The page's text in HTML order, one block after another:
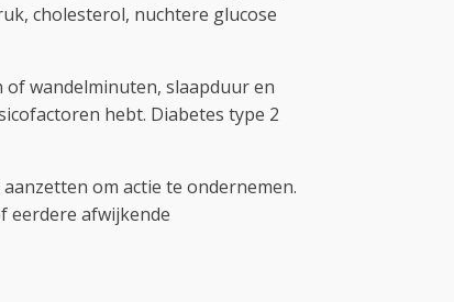
cholesterol, nuchtere glucose
of wandelminuten, slaapduur en
hebt. Diabetes type 2
om actie te ondernemen.
eerdere afwijkende